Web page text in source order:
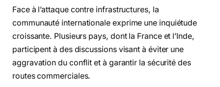
Face à l’attaque contre infrastructures, la
communauté internationale exprime une inquiétude
croissante. Plusieurs pays, dont la France et l’Inde,
participent à des discussions visant à éviter une
aggravation du conflit et à garantir la sécurité des
routes commerciales.